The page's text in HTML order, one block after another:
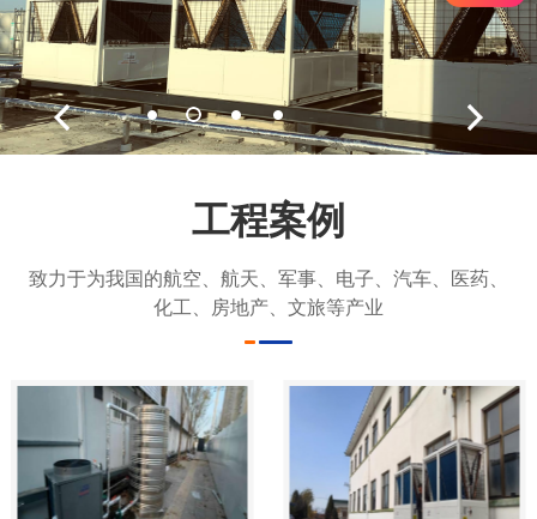
工程案例
致力于为我国的航空、航天、军事、电子、汽车、医药、
化工、房地产、文旅等产业